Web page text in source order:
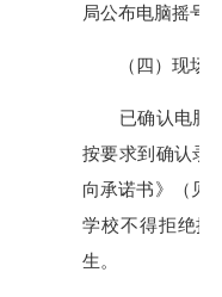
局公布电脑摇号
（四）现场
已确认电脑摇
按要求到确认录
向承诺书》（见
学校不得拒绝接
生。